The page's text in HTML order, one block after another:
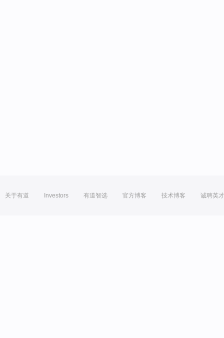
关于有道 Investors 有道智选 官方博客 技术博客 诚聘英才